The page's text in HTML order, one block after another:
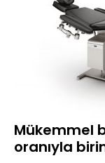
Mükemmel
oranıyla